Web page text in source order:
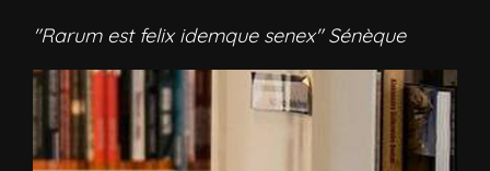
"Rarum est felix idemque senex" Sénèque